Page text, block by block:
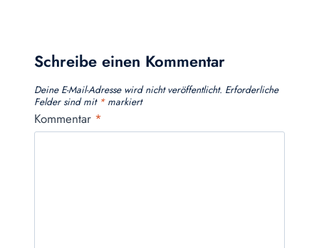
Schreibe einen Kommentar
Deine E-Mail-Adresse wird nicht veröffentlicht. Erforderliche
Felder sind mit *markiert
Kommentar *